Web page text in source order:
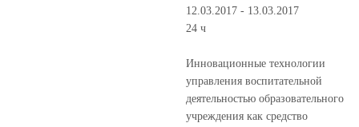
12.03.2017 - 13.03.2017
24 ч
Инновационные технологии
управления воспитательной
деятельностью образовательного
учреждения как средство